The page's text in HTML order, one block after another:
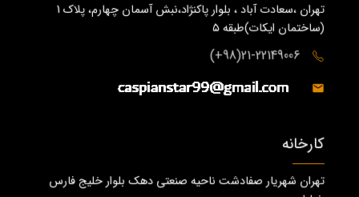
تهران ،سعادت آباد ، بلوار پاکنژاد،نبش آسمان چهارم، پلاک 1
(ساختمان ايكات)طبقه ٥
21-22149006(98+)
کارخانه
تهران شهریار صفادشت ناحیه صنعتی دهک بلوار خلیج فارس